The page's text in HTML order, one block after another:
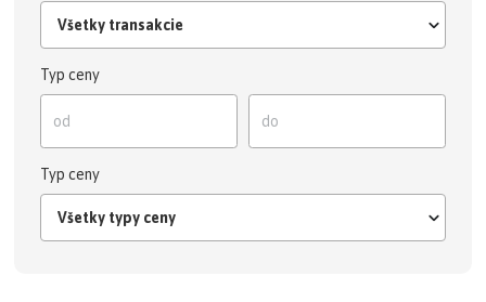
Všetky transakcie
Typ ceny
Typ ceny
Všetky typy ceny